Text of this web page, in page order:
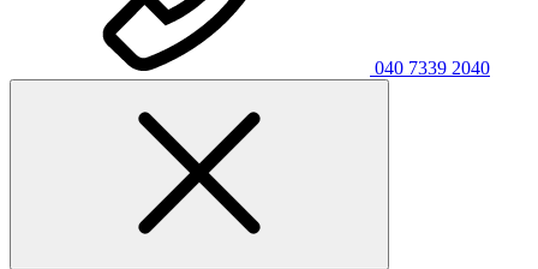
040 7339 2040